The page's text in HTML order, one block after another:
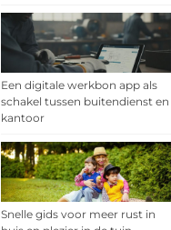
Een digitale werkbon app als
schakel tussen buitendienst en
kantoor
Snelle gids voor meer rust in